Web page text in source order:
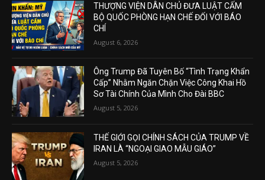
THƯỢNG VIỆN DÂN CHỦ ĐƯA LUẬT CẤM
BỘ QUỐC PHÒNG HẠN CHẾ ĐỐI VỚI BÁO
CHÍ
August 6, 2026
Ông Trump Đã Tuyên Bố “Tình Trạng Khẩn
Cấp” Nhằm Ngăn Chặn Việc Công Khai Hồ
Sơ Tài Chính Của Mình Cho Đài BBC
August 5, 2026
THẾ GIỚI GỌI CHÍNH SÁCH CỦA TRUMP VỀ
IRAN LÀ “NGOẠI GIAO MẪU GIÁO”
August 5, 2026